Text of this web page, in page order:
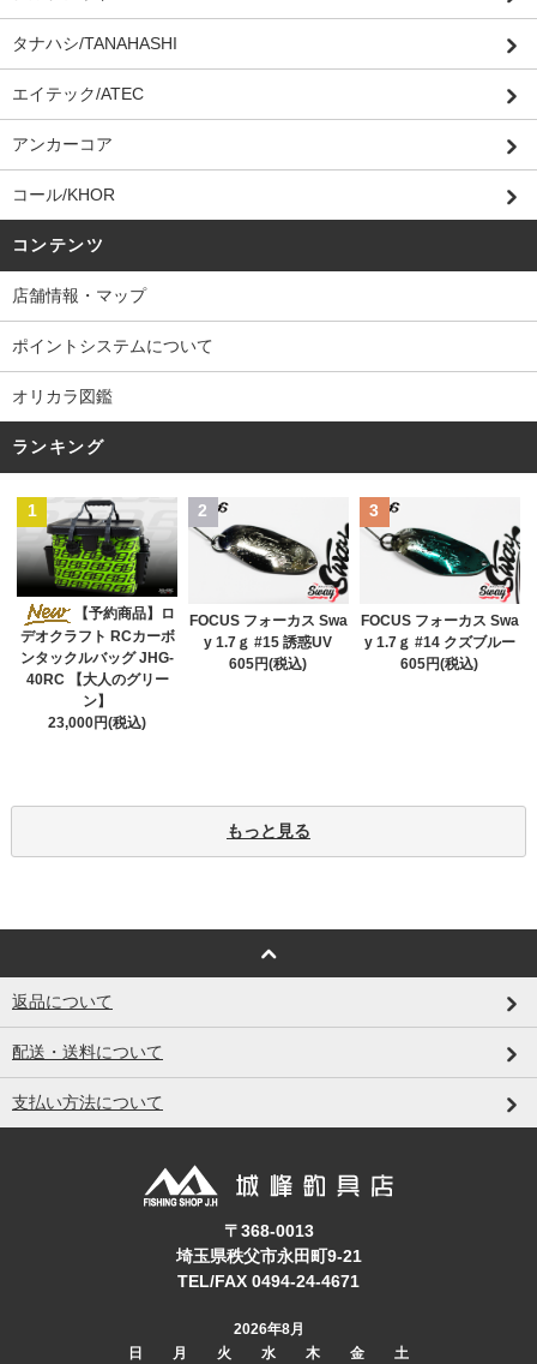
タナハシ/TANAHASHI
エイテック/ATEC
アンカーコア
コール/KHOR
コンテンツ
店舗情報・マップ
ポイントシステムについて
オリカラ図鑑
ランキング
1
【予約商品】ロ
デオクラフト RCカーボ
ンタックルバッグ JHG-
40RC 【大人のグリー
ン】
23,000円(税込)
2
FOCUS フォーカス Swa
y 1.7ｇ #15 誘惑UV
605円(税込)
3
FOCUS フォーカス Swa
y 1.7ｇ #14 クズブルー
605円(税込)
もっと見る
返品について
配送・送料について
支払い方法について
〒368-0013
埼玉県秩父市永田町9-21
TEL/FAX 0494-24-4671
2026年8月
日
月 火 水 木 金
土